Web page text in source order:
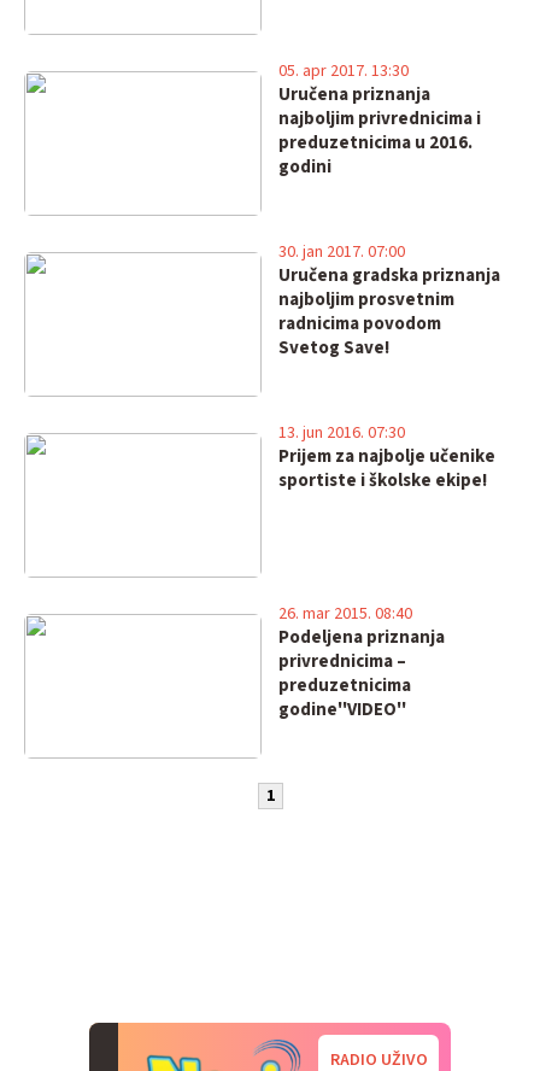
Uručena priznanja
najboljim privrednicima i
preduzetnicima u 2016.
godini
05. apr 2017. 13:30
Uručena gradska priznanja
najboljim prosvetnim
radnicima povodom
Svetog Save!
30. jan 2017. 07:00
Prijem za najbolje učenike
sportiste i školske ekipe!
13. jun 2016. 07:30
Podeljena priznanja
privrednicima –
preduzetnicima
godine''VIDEO''
26. mar 2015. 08:40
1
RADIO UŽIVO